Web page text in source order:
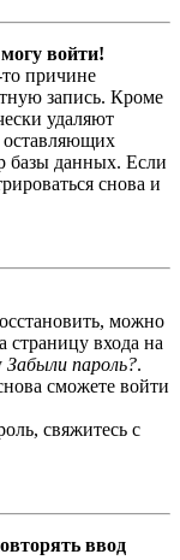
войти!
причине
запись. Кроме
удаляют
оставляющих
базы данных. Если
снова и
можно
страницу входа на
Забыли пароль?.
сможете войти
свяжитесь с
ввод